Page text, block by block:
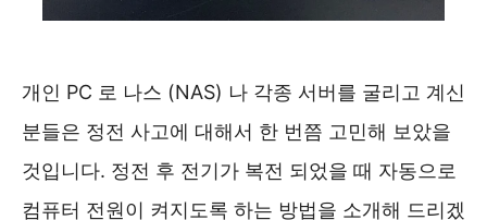
개인 PC 로 나스 (NAS) 나 각종 서버를 굴리고 계신
분들은 정전 사고에 대해서 한 번쯤 고민해 보았을
것입니다. 정전 후 전기가 복전 되었을 때 자동으로
컴퓨터 전원이 켜지도록 하는 방법을 소개해 드리겠